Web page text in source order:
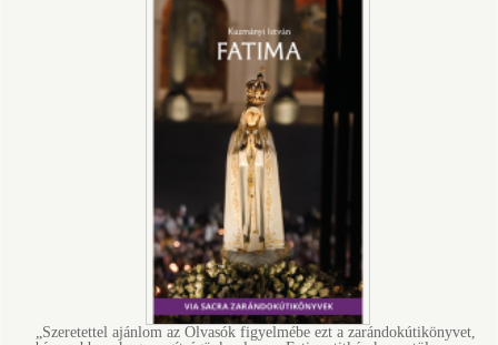
„Szeretettel ajánlom az Olvasók figyelmébe ezt a zarándok­útikönyvet,